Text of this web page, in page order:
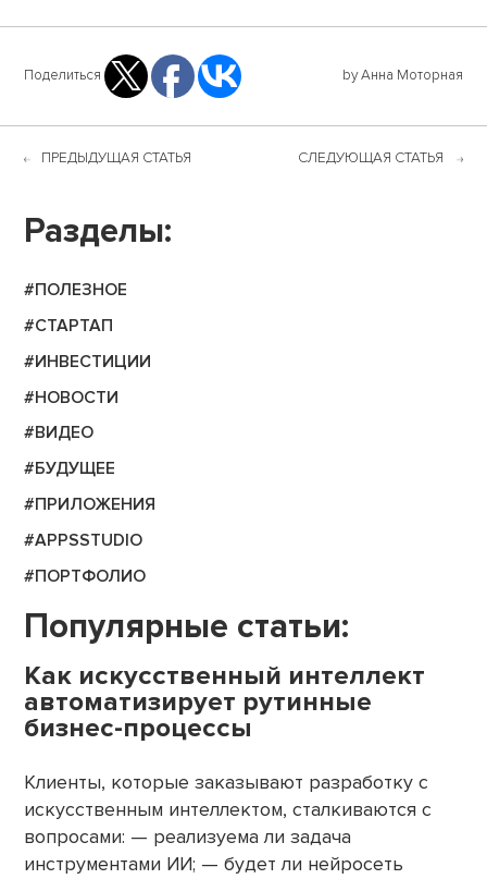
Поделиться by Анна Моторная
ПРЕДЫДУЩАЯ СТАТЬЯ СЛЕДУЮЩАЯ СТАТЬЯ
Разделы:
#ПОЛЕЗНОЕ
#СТАРТАП
#ИНВЕСТИЦИИ
#НОВОСТИ
#ВИДЕО
#БУДУЩЕЕ
#ПРИЛОЖЕНИЯ
#APPSSTUDIO
#ПОРТФОЛИО
Популярные статьи:
Как искусственный интеллект
автоматизирует рутинные
бизнес-процессы
Клиенты, которые заказывают разработку с
искусственным интеллектом, сталкиваются с
вопросами: — реализуема ли задача
инструментами ИИ; — будет ли нейросеть